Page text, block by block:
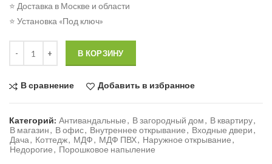
⭐ Доставка в Москве и области
⭐ Установка «Под ключ»
В КОРЗИНУ
В сравнение Добавить в избранное
Категорий: Антивандальные, В загородный дом, В квартиру,
В магазин, В офис, Внутреннее открывание, Входные двери,
Дача, Коттедж, МДФ, МДФ ПВХ, Наружное открывание,
Недорогие, Порошковое напыление